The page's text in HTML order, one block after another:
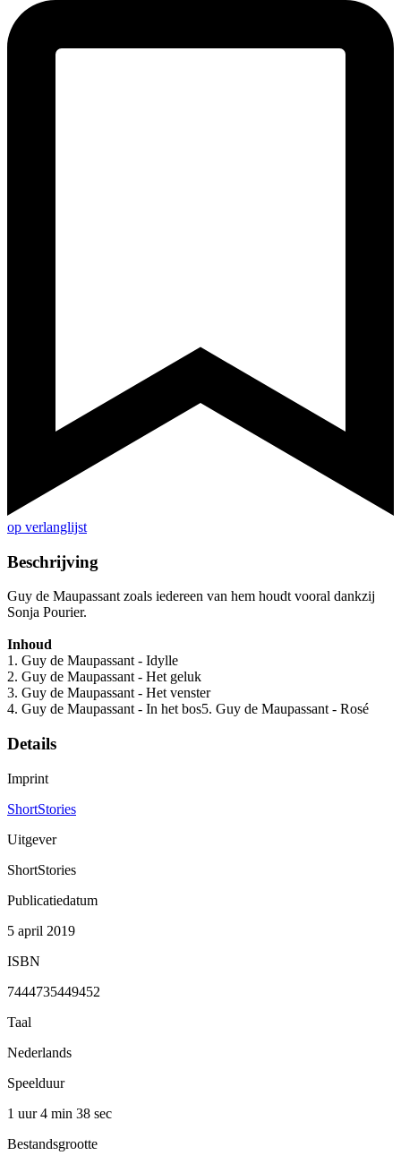
op verlanglijst
Beschrijving
Guy de Maupassant zoals iedereen van hem houdt vooral dankzij
Sonja Pourier.
Inhoud
1. Guy de Maupassant - Idylle
2. Guy de Maupassant - Het geluk
3. Guy de Maupassant - Het venster
4. Guy de Maupassant - In het bos5. Guy de Maupassant - Rosé
Details
Imprint
ShortStories
Uitgever
ShortStories
Publicatiedatum
5 april 2019
ISBN
7444735449452
Taal
Nederlands
Speelduur
1 uur 4 min 38 sec
Bestandsgrootte